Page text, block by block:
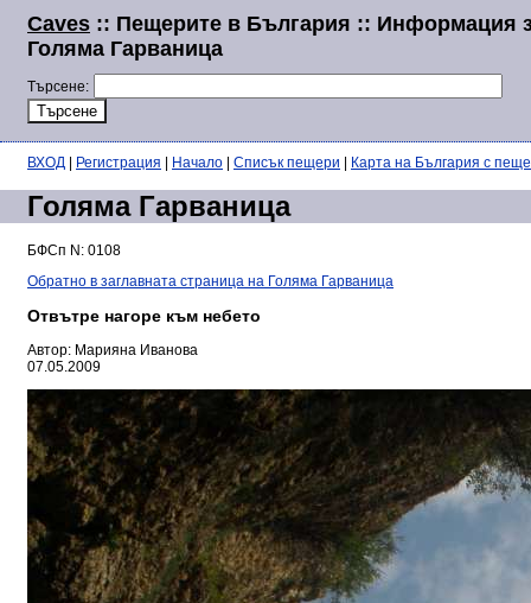
Caves :: Пещерите в България :: Информация
Голяма Гарваница
Търсене:
ВХОД Регистрация Начало Списък пещери Карта на България с
Голяма Гарваница
БФСп N: 0108
Обратно в заглавната страница на Голяма Гарваница
Отвътре нагоре към небето
Автор: Марияна Иванова
07.05.2009